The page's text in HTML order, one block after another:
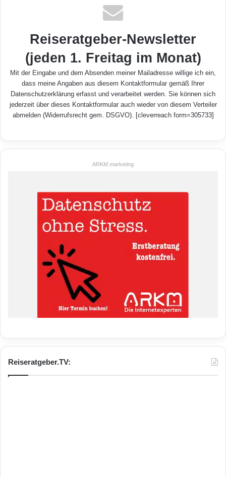
Reiseratgeber-Newsletter
(jeden 1. Freitag im Monat)
Mit der Eingabe und dem Absenden meiner Mailadresse willige ich ein,
dass meine Angaben aus diesem Kontaktformular gemäß Ihrer
Datenschutzerklärung erfasst und verarbeitet werden. Sie können sich
jederzeit über dieses Kontaktformular auch wieder von diesem Verteiler
abmelden (Widerrufsrecht gem. DSGVO). [cleverreach form=305733]
ARKM.marketing
Reiseratgeber.TV: